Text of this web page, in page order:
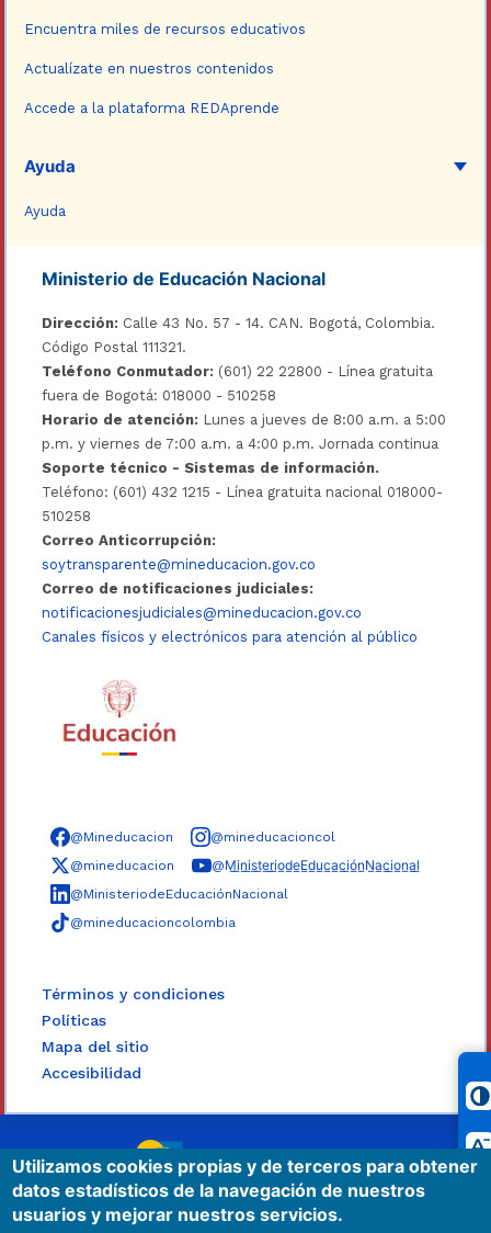
Encuentra miles de recursos educativos
Actualízate en nuestros contenidos
Accede a la plataforma REDAprende
Ayuda
Ayuda
Ministerio de Educación Nacional
Dirección: Calle 43 No. 57 - 14. CAN. Bogotá, Colombia.
Código Postal 111321.
Teléfono Conmutador: (601) 22 22800 - Línea gratuita
fuera de Bogotá: 018000 - 510258
Horario de atención: Lunes a jueves de 8:00 a.m. a 5:00
p.m. y viernes de 7:00 a.m. a 4:00 p.m. Jornada continua
Soporte técnico - Sistemas de información.
Teléfono: (601) 432 1215 - Línea gratuita nacional 018000-
510258
Correo Anticorrupción:
soytransparente@mineducacion.gov.co
Correo de notificaciones judiciales:
notificacionesjudiciales@mineducacion.gov.co
Canales físicos y electrónicos para atención al público
Síguenos en redes sociales
@Mineducacion
@mineducacioncol
@mineducacion
@M̲i̲n̲i̲s̲t̲e̲r̲i̲o̲d̲e̲E̲d̲u̲c̲a̲c̲i̲ó̲n̲N̲a̲c̲i̲o̲n̲a̲l̲
@MinisteriodeEducaciónNacional
@mineducacioncolombia
Términos y condiciones
Políticas
Mapa del sitio
Accesibilidad
|
Utilizamos cookies propias y de terceros para obtener
datos estadísticos de la navegación de nuestros
usuarios y mejorar nuestros servicios.